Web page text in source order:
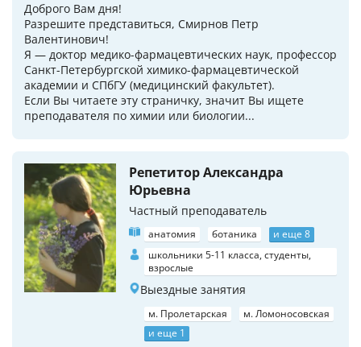
Доброго Вам дня!
Разрешите представиться, Смирнов Петр
Валентинович!
Я — доктор медико-фармацевтических наук, профессор
Санкт-Петербургской химико-фармацевтической
академии и СПбГУ (медицинский факультет).
Если Вы читаете эту страничку, значит Вы ищете
преподавателя по химии или биологии...
Репетитор Александра
Юрьевна
Частный преподаватель
анатомия ботаника
и еще 8
школьники 5-11 класса, студенты,
взрослые
Выездные занятия
м. Пролетарская
м. Ломоносовская
и еще 1